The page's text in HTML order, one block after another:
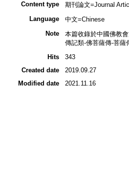
Content type
期刊論文=Journal
Language
中文=Chinese
Note
本篇收錄於中國佛教
傳記類-佛菩薩傳-菩薩
Hits
343
Created date
2019.09.27
Modified date
2021.11.16